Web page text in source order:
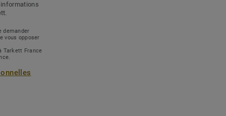
demander
vous opposer
Tarkett France